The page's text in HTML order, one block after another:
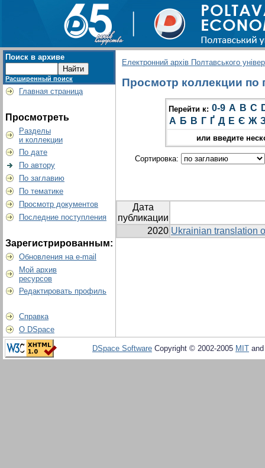
Поиск в архиве
Расширенный поиск
Главная страница
Просмотреть
Разделы
и коллекции
По дате
По автору
По заглавию
По тематике
Просмотр документов
Последние поступления
Зарегистрированным:
Обновления на e-mail
Мой архив
ресурсов
Редактировать профиль
Справка
О DSpace
Електронний архів Полтавського
Просмотр коллекции по
Перейти к: 0-9 A B C
А Б В Г Ґ Д Е Є Ж
или введите
Сортировка:
Дата
публикации
2020 Ukrainian translation
DSpace Software Copyright © 2002-2005 MIT